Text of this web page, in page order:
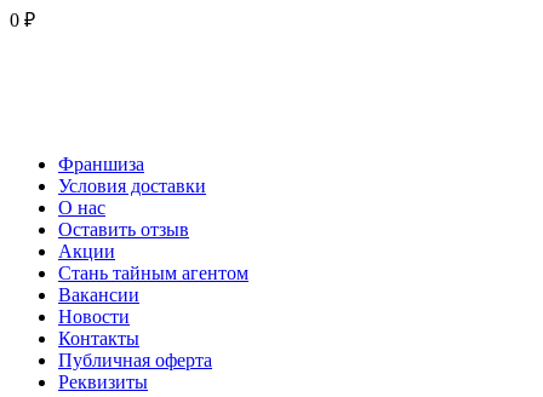
0 ₽
Франшиза
Условия доставки
О нас
Оставить отзыв
Акции
Стань тайным агентом
Вакансии
Новости
Контакты
Публичная оферта
Реквизиты